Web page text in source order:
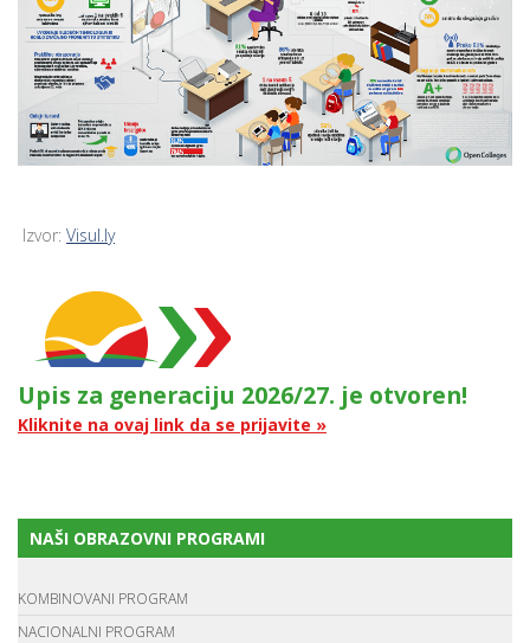
Izvor: Visul.ly
Upis za generaciju 2026/27. je otvoren!
Kliknite na ovaj link da se prijavite »
NAŠI OBRAZOVNI PROGRAMI
KOMBINOVANI PROGRAM
NACIONALNI PROGRAM